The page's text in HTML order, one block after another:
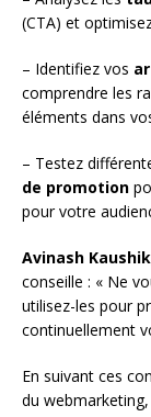
(CTA) et
– Identifiez vos
comprendre les
éléments dans
– Testez
de promotion
pour votre
Avinash Kaushik
conseille : « Ne
utilisez-les pour
continuellement
En suivant ces
du